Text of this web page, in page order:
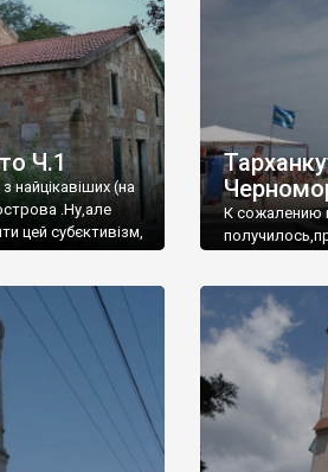
Ч.1
найцікавіших (на
.Ну,але
цей субєктивізм,
К сожалению